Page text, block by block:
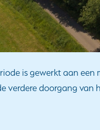
is gewerkt aan een
verdere doorgang van